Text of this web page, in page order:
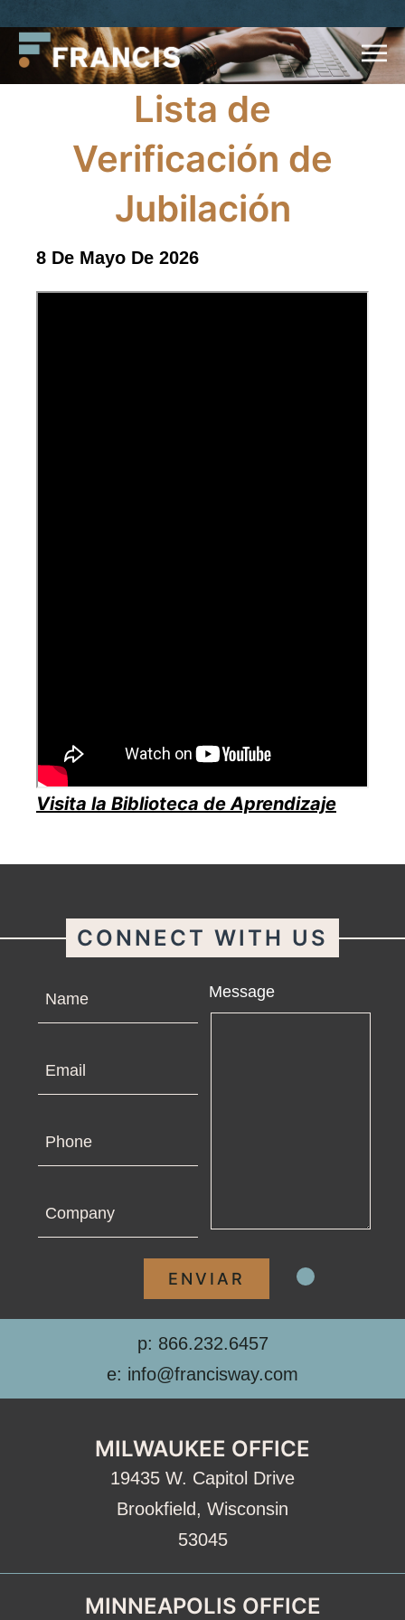
contenido
Francis
LLC.
Lista de
Verificación de
Jubilación
8 De Mayo De 2026
Visita la Biblioteca de Aprendizaje
CONNECT WITH US
Message
p: 866.232.6457
e: info@francisway.com
MILWAUKEE OFFICE
19435 W. Capitol Drive
Brookfield, Wisconsin
53045
MINNEAPOLIS OFFICE